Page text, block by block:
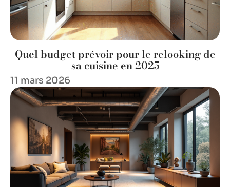
Quel budget prévoir pour le relooking de
sa cuisine en 2025
11 mars 2026